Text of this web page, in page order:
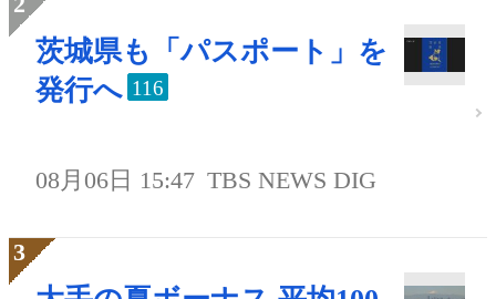
茨城県も「パスポート」を
発行へ 116
08月06日 15:47 TBS NEWS DIG